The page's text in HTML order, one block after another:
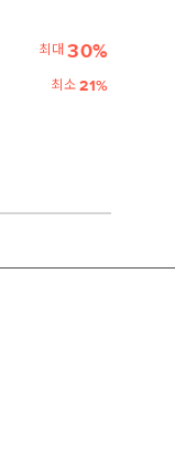
최대 30%
최소 21%